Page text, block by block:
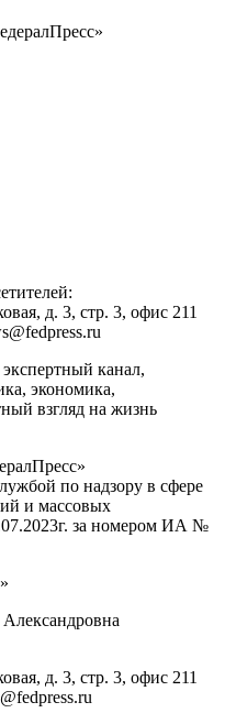
д. 3, стр. 3, офис 211
канал,
экономика,
взгляд на жизнь
по надзору в сфере
и массовых
за номером ИА №
д. 3, стр. 3, офис 211